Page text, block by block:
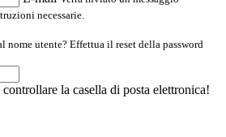
necessarie.
nome utente? Effettua il reset della password
la casella di posta elettronica!